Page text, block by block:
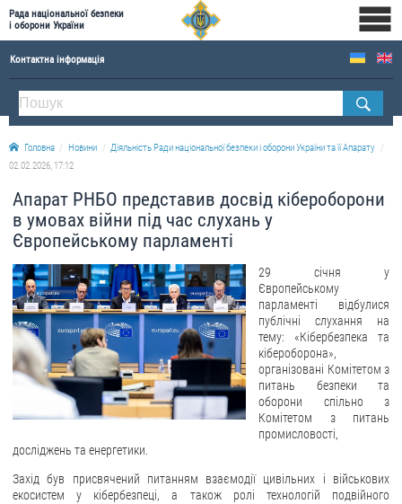
Рада національної безпеки
і оборони України
Контактна інформація
ПРО РНБОУ
Склад Ради національної безпеки і оборони України
Апарат Ради національної безпеки і оборони України
Історична довідка про діяльність Ради національної безпеки і оборони України
ОФІЦІЙНІ ДОКУМЕНТИ
ПРЕСЦЕНТР
Новини
Drone Deals
Фотогалерея
Відеогалерея
Електронне звернення
Головна Новини
Діяльність Ради національної безпеки і оборони України та її Апарату
02.02.2026, 17:12
Апарат РНБО представив досвід кібероборони
в умовах війни під час слухань у
Європейському парламенті
29 січня у
Європейському
парламенті відбулися
публічні слухання на
тему: «Кібербезпека та
кібероборона»,
організовані Комітетом з
питань безпеки та
оборони спільно з
Комітетом з питань
промисловості,
досліджень та енергетики.
Захід був присвячений питанням взаємодії цивільних і військових
екосистем у кібербезпеці, а також ролі технологій подвійного